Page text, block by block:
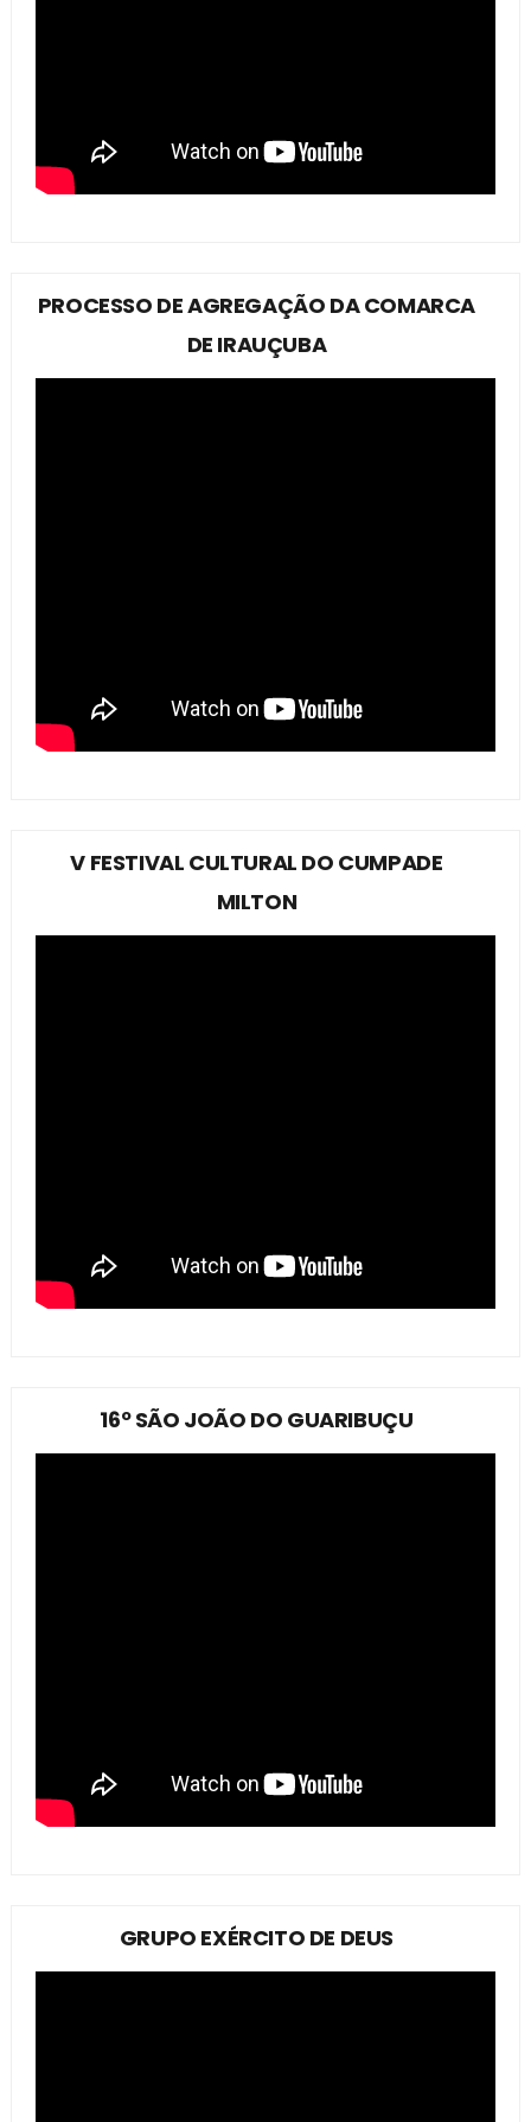
PROCESSO DE AGREGAÇÃO DA COMARCA
DE IRAUÇUBA
V FESTIVAL CULTURAL DO CUMPADE
MILTON
16º SÃO JOÃO DO GUARIBUÇU
GRUPO EXÉRCITO DE DEUS